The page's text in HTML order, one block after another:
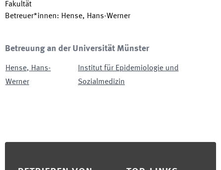
Fakultät
Betreuer*innen: Hense, Hans-Werner
Betreuung an der Universität Münster
Hense, Hans-
Werner
Institut für Epidemiologie und
Sozialmedizin